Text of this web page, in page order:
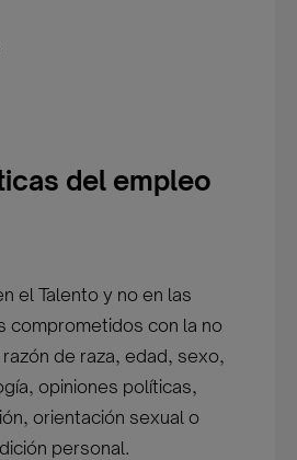
del empleo
el Talento y no en las
comprometidos con la no
de raza, edad, sexo,
opiniones políticas,
orientación sexual o
personal.